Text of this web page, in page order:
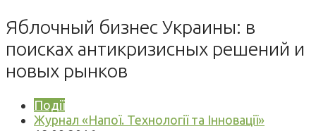
Яблочный бизнес Украины: в
поисках антикризисных решений и
новых рынков
Події
Журнал «Напої. Технології та Інновації»